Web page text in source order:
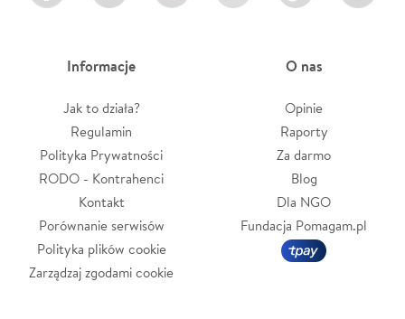
Informacje
Jak to działa?
Regulamin
Polityka Prywatności
RODO - Kontrahenci
Kontakt
Porównanie serwisów
Polityka plików cookie
Zarządzaj zgodami cookie
O nas
Opinie
Raporty
Za darmo
Blog
Dla NGO
Fundacja Pomagam.pl